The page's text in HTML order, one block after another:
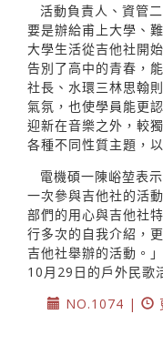
活動負責人、資管
要是辦給甫上大學、
大學生活從吉他社開
告別了高中的青春，
社長、水環三林思翰
氣氛，也使學員能更
迎新在音樂之外，較
各種不同性質主題，
電機碩一陳峪堃表
一次參與吉他社的活
部們的用心與吉他社
行多次的自我介紹，
吉他社舉辦的活動。
10月29日的戶外民歌
NO.1074 |